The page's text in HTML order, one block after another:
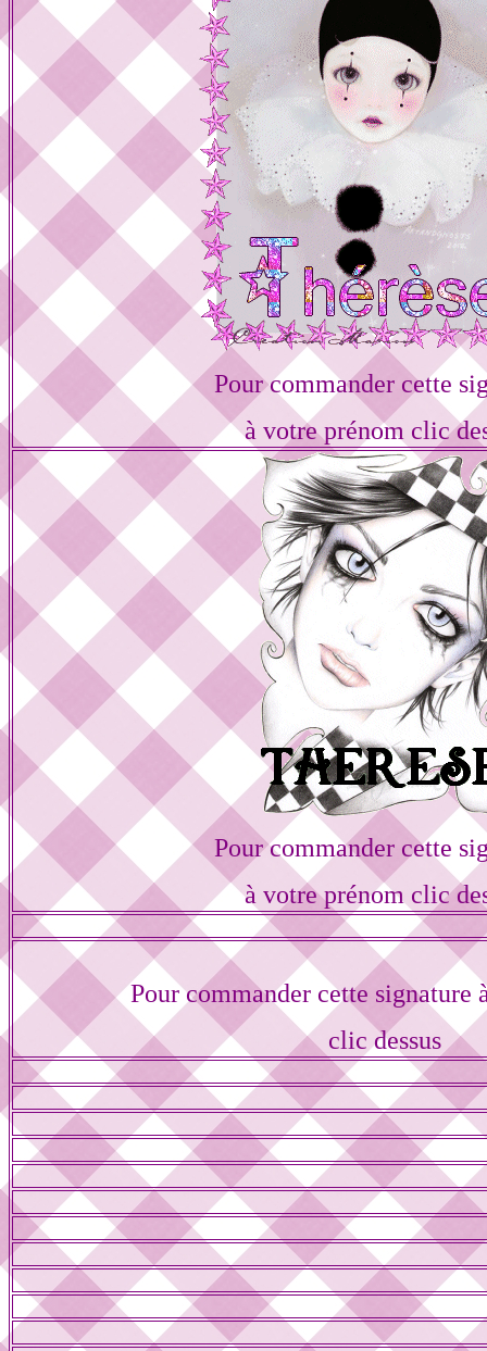
Pour commander cette
à votre prénom clic
Pour commander cette
à votre prénom clic
Pour commander cette signature
clic dessus